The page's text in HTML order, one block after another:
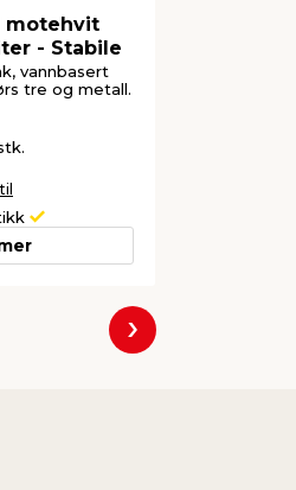
motehvit
- Stabile
vannbasert
tre og metall.
Neste